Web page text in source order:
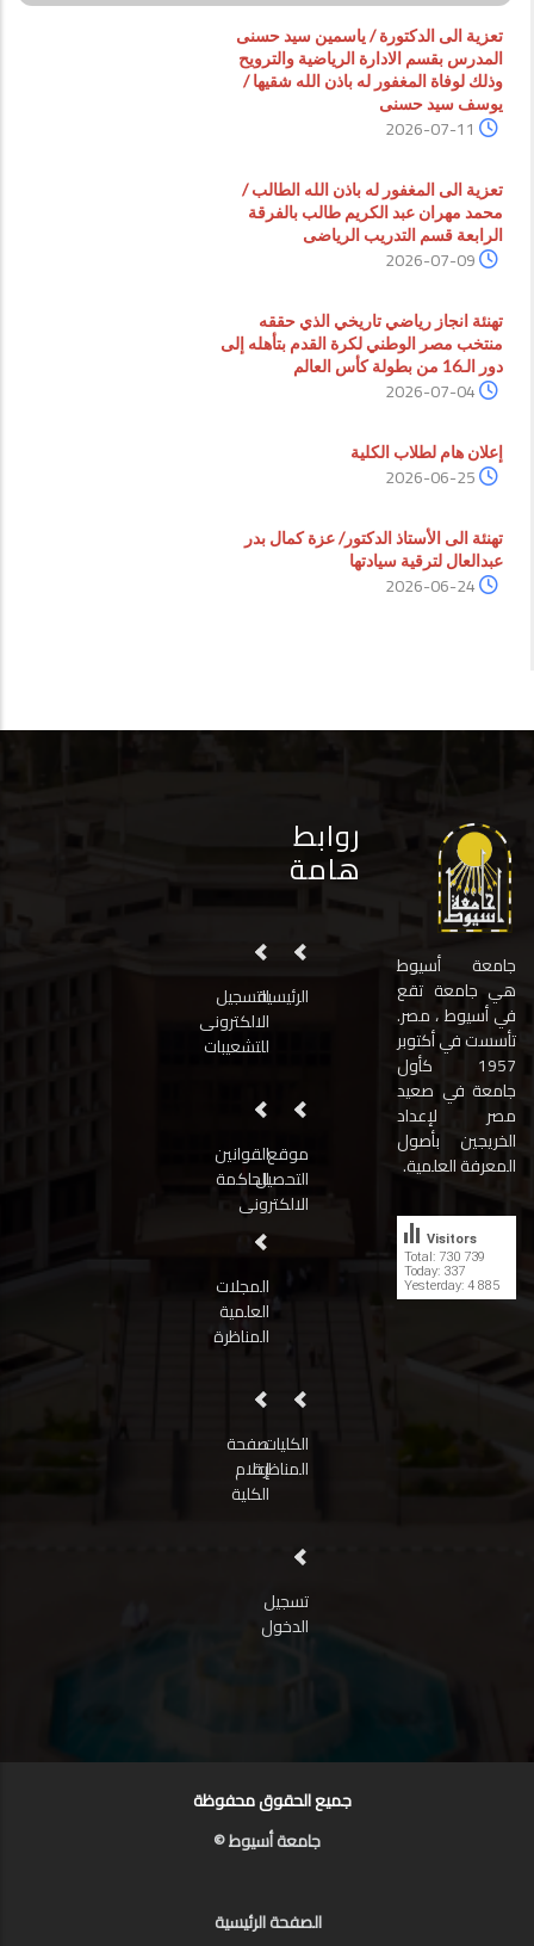
تعزية الى الدكتورة / ياسمين سيد حسنى
المدرس بقسم الادارة الرياضية والترويح
وذلك لوفاة المغفور له باذن الله شقيها /
يوسف سيد حسنى
2026-07-11
تعزية الى المغفور له باذن الله الطالب /
محمد مهران عبد الكريم طالب بالفرقة
الرابعة قسم التدريب الرياضى
2026-07-09
تهنئة انجاز رياضي تاريخي الذي حققه
منتخب مصر الوطني لكرة القدم بتأهله إلى
دور الـ16 من بطولة كأس العالم
2026-07-04
إعلان هام لطلاب الكلية
2026-06-25
تهنئة الى الأستاذ الدكتور/ عزة كمال بدر
عبدالعال لترقية سيادتها
2026-06-24
جامعة أسيوط
هي جامعة تقع
في أسيوط ، مصر.
تأسست في أكتوبر
1957 كأول
جامعة في صعيد
مصر لإعداد
الخريجين بأصول
المعرفة العلمية.
Total: 730 739
Today: 337
Yesterday: 4 885
Visitors
روابط
هامة
الرئيسيةالتسجيل
الالكترونى
للتشعيبات
موقع
التحصيل
الالكترونى
القوانين
الحاكمة
المجلات
العلمية
المناظرة
الكليات
المناظرة
صفحة
إعلام
الكلية
تسجيل
الدخول
جميع الحقوق محفوظة
جامعة أسيوط ©
الصفحة الرئيسية